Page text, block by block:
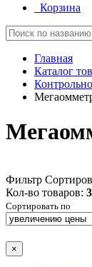
Корзина
Главная
Каталог
Фильтр
Кол-во товаров: 3
Сортировать по
×